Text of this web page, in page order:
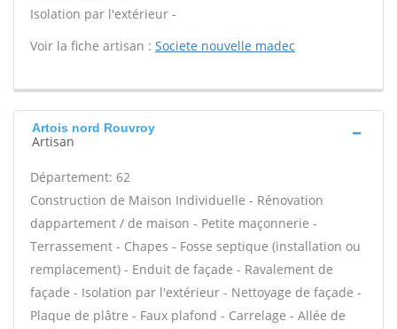
Isolation par l'extérieur -
Voir la fiche artisan : Societe nouvelle madec
Artois nord Rouvroy
Artisan
Département: 62
Construction de Maison Individuelle - Rénovation
dappartement / de maison - Petite maçonnerie -
Terrassement - Chapes - Fosse septique (installation ou
remplacement) - Enduit de façade - Ravalement de
façade - Isolation par l'extérieur - Nettoyage de façade -
Plaque de plâtre - Faux plafond - Carrelage - Allée de